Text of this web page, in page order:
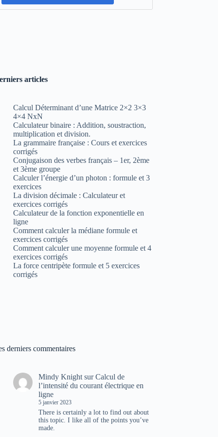
articles
Calcul Déterminant d’une Matrice 2×2 3×3
4×4 NxN
Calculateur binaire : Addition, soustraction,
multiplication et division.
La grammaire française : Cours et exercices
corrigés
Conjugaison des verbes français – 1er, 2ème
et 3ème groupe
Calculer l’énergie d’un photon : formule et 3
exercices
La division décimale : Calculateur et
exercices corrigés
Calculateur de la fonction exponentielle en
ligne
Comment calculer la médiane formule et
exercices corrigés
Comment calculer une moyenne formule et 4
exercices corrigés
La force centripète formule et 5 exercices
corrigés
derniers commentaires
Mindy Knight surCalcul de
l’intensité du courant électrique en
ligne
5 janvier 2023
There is certainly a lot to find out about
this topic. I like all of the points you’ve
made.